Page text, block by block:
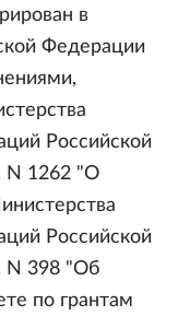
в
Федерации
Российской
N 1262 "О
Российской
N 398 "Об
по грантам